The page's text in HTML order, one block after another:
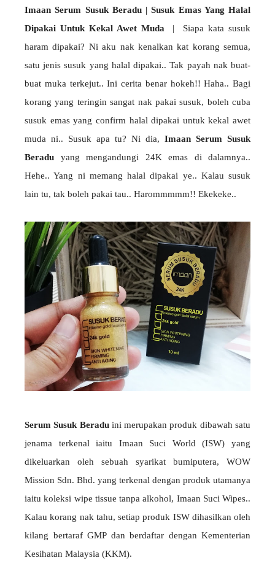
Imaan Serum Susuk Beradu | Susuk Emas Yang Halal
Dipakai Untuk Kekal Awet Muda| Siapa kata susuk
haram dipakai? Ni aku nak kenalkan kat korang semua,
satu jenis susuk yang halal dipakai.. Tak payah nak buat-
buat muka terkejut.. Ini cerita benar hokeh!! Haha.. Bagi
korang yang teringin sangat nak pakai susuk, boleh cuba
susuk emas yang confirm halal dipakai untuk kekal awet
muda ni.. Susuk apa tu? Ni dia, Imaan Serum Susuk
Beradu yang mengandungi 24K emas di dalamnya..
Hehe.. Yang ni memang halal dipakai ye.. Kalau susuk
lain tu, tak boleh pakai tau.. Harommmmm!! Ekekeke..
Serum Susuk Beraduini merupakan produk dibawah satu
jenama terkenal iaitu Imaan Suci World (ISW) yang
dikeluarkan oleh sebuah syarikat bumiputera, WOW
Mission Sdn. Bhd. yang terkenal dengan produk utamanya
iaitu koleksi wipe tissue tanpa alkohol, Imaan Suci Wipes..
Kalau korang nak tahu, setiap produk ISW dihasilkan oleh
kilang bertaraf GMP dan berdaftar dengan Kementerian
Kesihatan Malaysia (KKM).